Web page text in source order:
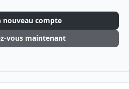
nouveau compte
vous maintenant